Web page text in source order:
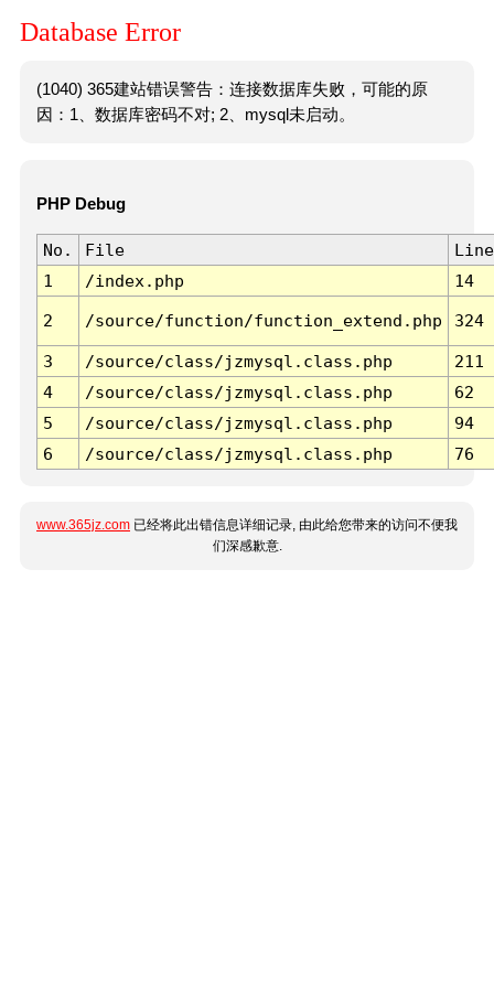
Database Error
(1040) 365建站错误警告：连接数据库失败，可能的原
因：1、数据库密码不对; 2、mysql未启动。
PHP Debug
No. File
Line
1
/index.php 14
2 /source/function/function_extend.php 324
3 /source/class/jzmysql.class.php
211
4
/source/class/jzmysql.class.php
62
5
/source/class/jzmysql.class.php
94
6
/source/class/jzmysql.class.php 76
www.365jz.com 已经将此出错信息详细记录, 由此给您带来的访问不便我
们深感歉意.